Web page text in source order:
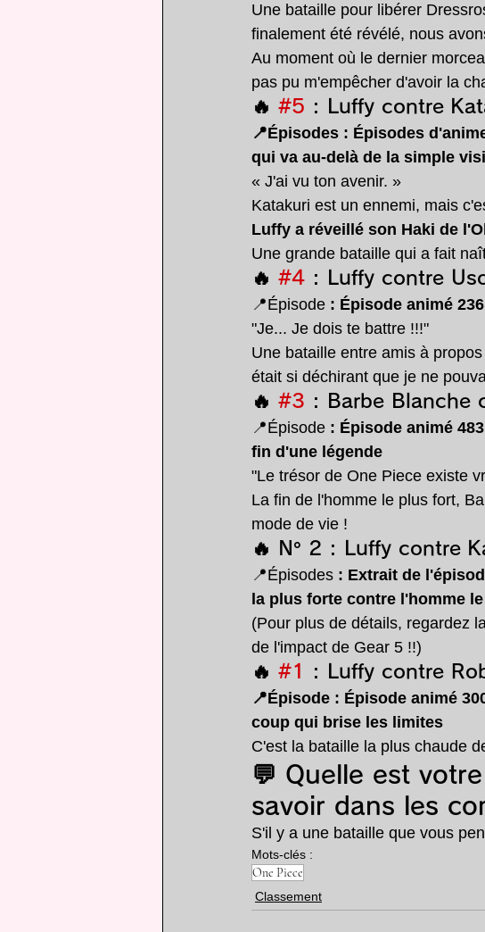
Une bataille pour libérer
finalement été révélé, nous
Au moment où le dernier
pas pu m'empêcher d'avoir la
🔥 #5 : Luffy contre
📍Épisodes : Épisodes
qui va au-delà de la simple
« J'ai vu ton avenir. »
Katakuri est un ennemi, mais
Luffy a réveillé son Haki de
Une grande bataille qui a fait
🔥 #4 : Luffy contre
📍Épisode : Épisode animé
"Je... Je dois te battre !!!"
Une bataille entre amis à
était si déchirant que je ne
🔥 #3 : Barbe Blanche
📍Épisode : Épisode animé
fin d'une légende
"Le trésor de One Piece existe
La fin de l'homme le plus fort,
mode de vie !
🔥 N° 2 : Luffy contre
📍Épisodes : Extrait de
la plus forte contre l'homme
(Pour plus de détails, regardez
de l'impact de Gear 5 !!)
🔥 #1 : Luffy contre
📍Épisode : Épisode animé
coup qui brise les limites
C'est la bataille la plus chaude
💬 Quelle est
savoir dans les
S'il y a une bataille que vous
Mots-clés :
One Piece
Classement